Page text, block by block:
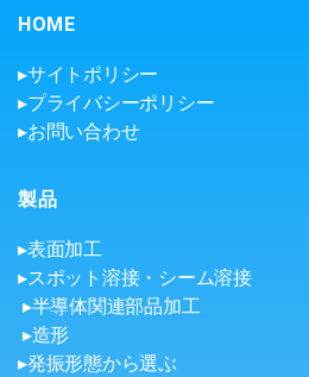
HOME
▸サイトポリシー
▸プライバシーポリシー
▸お問い合わせ
製品
▸表面加工
▸スポット溶接・シーム溶接
▸半導体関連部品加工
▸造形
▸発振形態から選ぶ